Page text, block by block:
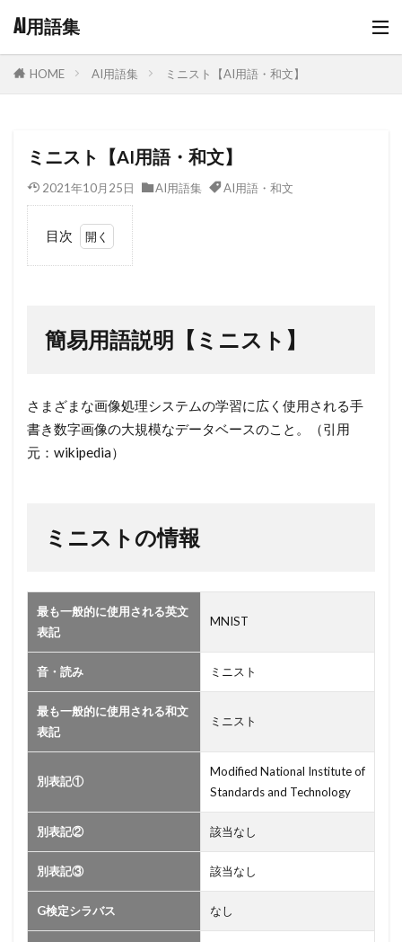
AI用語集
HOME AI用語集 ミニスト【AI用語・和文】
ミニスト【AI用語・和文】
2021年10月25日 AI用語集 AI用語・和文
目次
【ミ
情
簡易用語説明【ミニスト】
さまざまな画像処理システムの学習に広く使用される手
書き数字画像の大規模なデータベースのこと。（引用
元：wikipedia）
ミニストの情報
最も一般的に使用される英文
表記
MNIST
音・読み ミニスト
最も一般的に使用される和文
表記
ミニスト
別表記①
Modified National Institute of
Standards and Technology
別表記② 該当なし
別表記③ 該当なし
G検定シラバス なし